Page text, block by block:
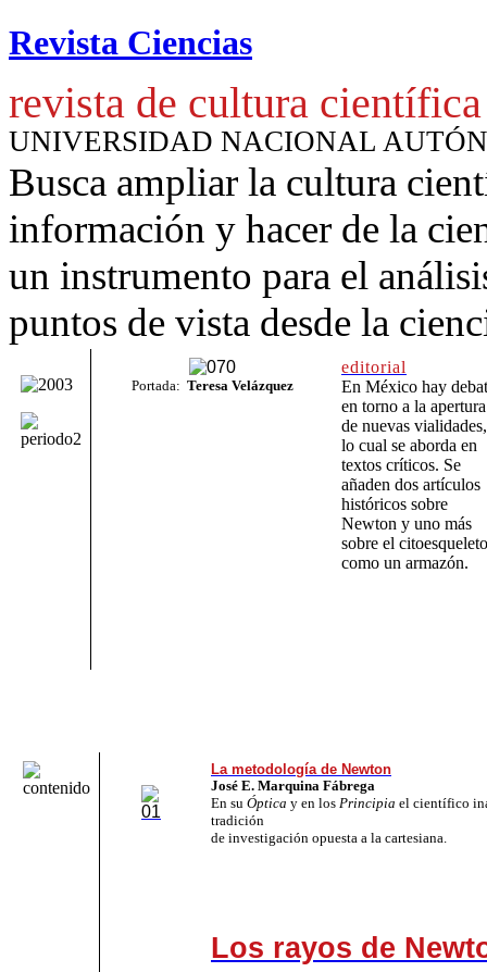
Revista Ciencias
revista de cultura científica
UNIVERSIDAD NACIONAL
Busca ampliar la cultura
información y hacer de la
un instrumento para el
puntos de vista desde la
Portada: Teresa Velázquez
editorial
En México hay
en torno a la apertura
de nuevas vialidades,
lo cual se aborda en
textos críticos. Se
añaden dos artículos
históricos sobre
Newton y uno más
sobre el citoesqueleto
como un armazón.
La metodología de Newton
José E. Marquina Fábrega
En su Óptica y en los Principia el científico
tradición
de investigación opuesta a la cartesiana.
Los rayos de